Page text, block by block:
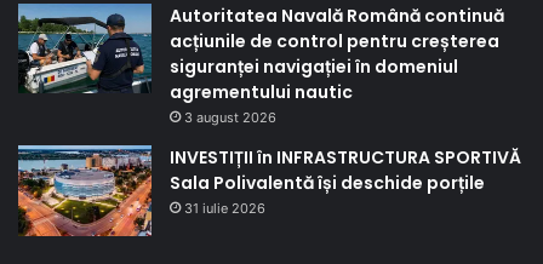
Autoritatea Navală Română continuă
acțiunile de control pentru creșterea
siguranței navigației în domeniul
agrementului nautic
3 august 2026
INVESTIȚII în INFRASTRUCTURA SPORTIVĂ
Sala Polivalentă își deschide porțile
31 iulie 2026